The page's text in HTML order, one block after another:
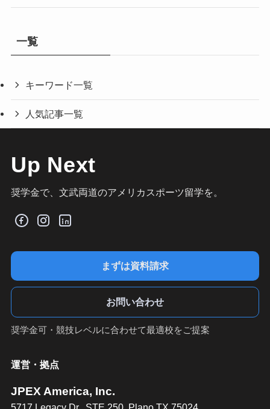
一覧
キーワード一覧
人気記事一覧
Up Next
奨学金で、文武両道のアメリカスポーツ留学を。
まずは資料請求
お問い合わせ
奨学金可・競技レベルに合わせて最適校をご提案
運営・拠点
JPEX America, Inc.